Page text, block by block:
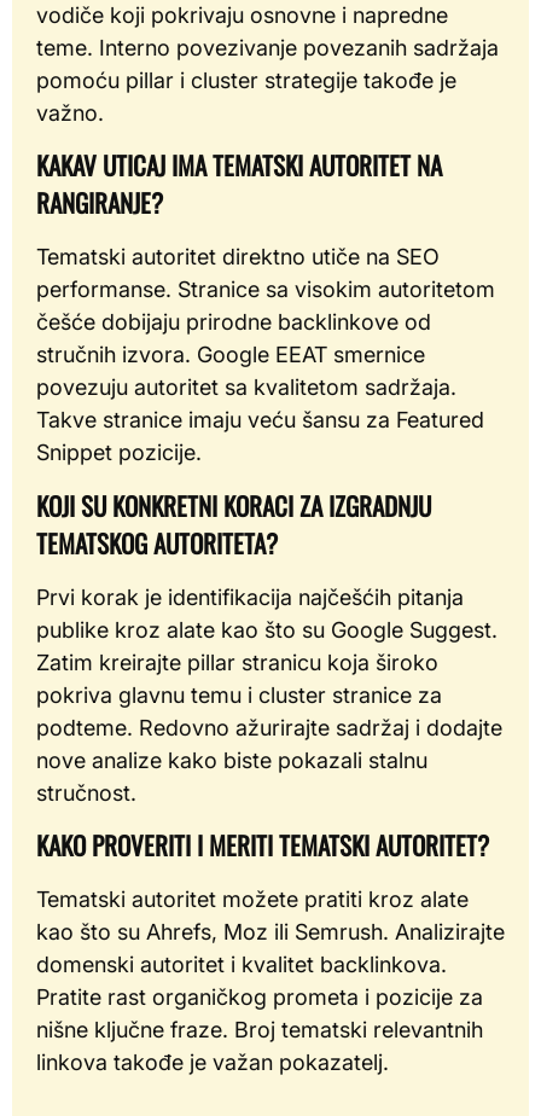
vodiče koji pokrivaju osnovne i napredne
teme. Interno povezivanje povezanih sadržaja
pomoću pillar i cluster strategije takođe je
važno.
KAKAV UTICAJ IMA TEMATSKI AUTORITET NA
RANGIRANJE?
Tematski autoritet direktno utiče na SEO
performanse. Stranice sa visokim autoritetom
češće dobijaju prirodne backlinkove od
stručnih izvora. Google EEAT smernice
povezuju autoritet sa kvalitetom sadržaja.
Takve stranice imaju veću šansu za Featured
Snippet pozicije.
KOJI SU KONKRETNI KORACI ZA IZGRADNJU
TEMATSKOG AUTORITETA?
Prvi korak je identifikacija najčešćih pitanja
publike kroz alate kao što su Google Suggest.
Zatim kreirajte pillar stranicu koja široko
pokriva glavnu temu i cluster stranice za
podteme. Redovno ažurirajte sadržaj i dodajte
nove analize kako biste pokazali stalnu
stručnost.
KAKO PROVERITI I MERITI TEMATSKI AUTORITET?
Tematski autoritet možete pratiti kroz alate
kao što su Ahrefs, Moz ili Semrush. Analizirajte
domenski autoritet i kvalitet backlinkova.
Pratite rast organičkog prometa i pozicije za
nišne ključne fraze. Broj tematski relevantnih
linkova takođe je važan pokazatelj.